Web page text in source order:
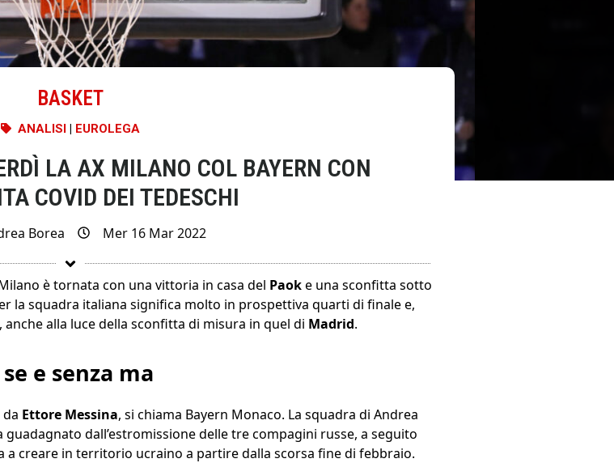
BASKET
ANALISI | EUROLEGA
LA AX MILANO COL BAYERN CON
COVID DEI TEDESCHI
Borea Mer 16 Mar 2022
è tornata con una vittoria in casa del Paoke una sconfitta sotto
la squadra italiana significa molto in prospettiva quarti di finale e,
alla luce della sconfitta di misura in quel di Madrid.
e senza ma
Ettore Messina, si chiama Bayern Monaco. La squadra di Andrea
dall’estromissione delle tre compagini russe, a seguito
a creare in territorio ucraino a partire dalla scorsa fine di febbraio.